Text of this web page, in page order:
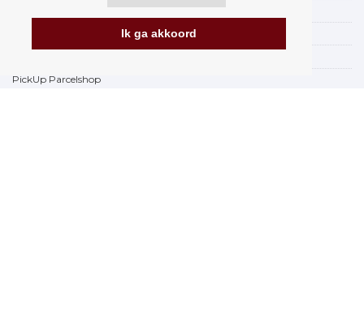
Ik ga akkoord
PickUp Parcelshop